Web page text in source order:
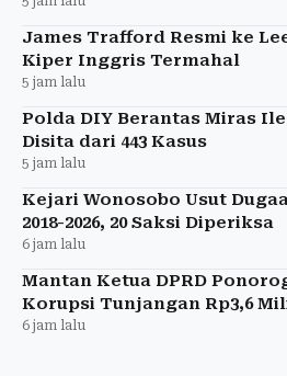
James Trafford Resmi ke
Kiper Inggris Termahal
5 jam lalu
Polda DIY Berantas Miras
Disita dari 443 Kasus
5 jam lalu
Kejari Wonosobo Usut
2018-2026, 20 Saksi Diperiksa
6 jam lalu
Mantan Ketua DPRD
Korupsi Tunjangan Rp3,6
6 jam lalu